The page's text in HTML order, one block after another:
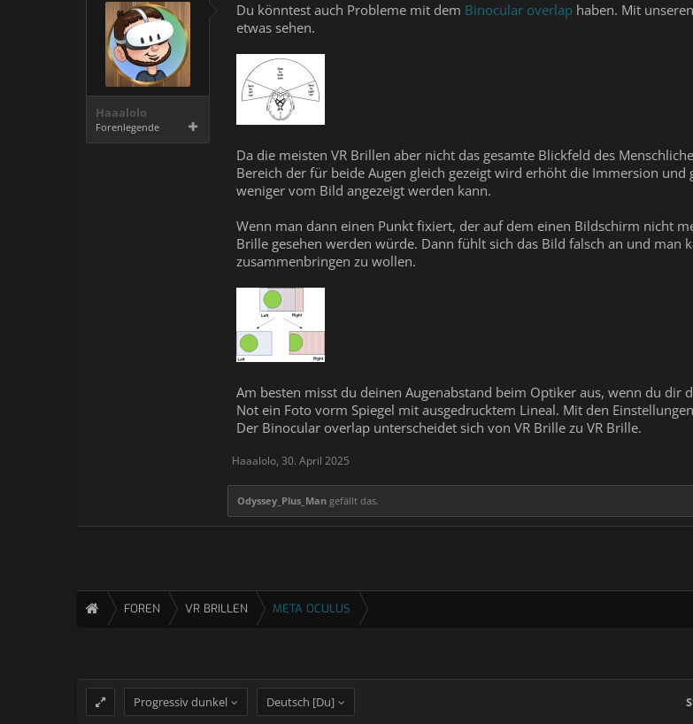
Haaalolo
Forenlegende
Du könntest auch Probleme mit dem Binocular overlap haben. Mit
etwas sehen.
Da die meisten VR Brillen aber nicht das gesamte Blickfeld des
Bereich der für beide Augen gleich gezeigt wird erhöht die Immersion
weniger vom Bild angezeigt werden kann.
Wenn man dann einen Punkt fixiert, der auf dem einen Bildschirm nicht
Brille gesehen werden würde. Dann fühlt sich das Bild falsch an und man
zusammenbringen zu wollen.
Am besten misst du deinen Augenabstand beim Optiker aus, wenn du dir
Not ein Foto vorm Spiegel mit ausgedrucktem Lineal. Mit den
Der Binocular overlap unterscheidet sich von VR Brille zu VR Brille.
Haaalolo, 30. April 2025
Odyssey_Plus_Man gefällt das.
FOREN VR BRILLEN META OCULUS
Progressiv dunkel Deutsch [Du]